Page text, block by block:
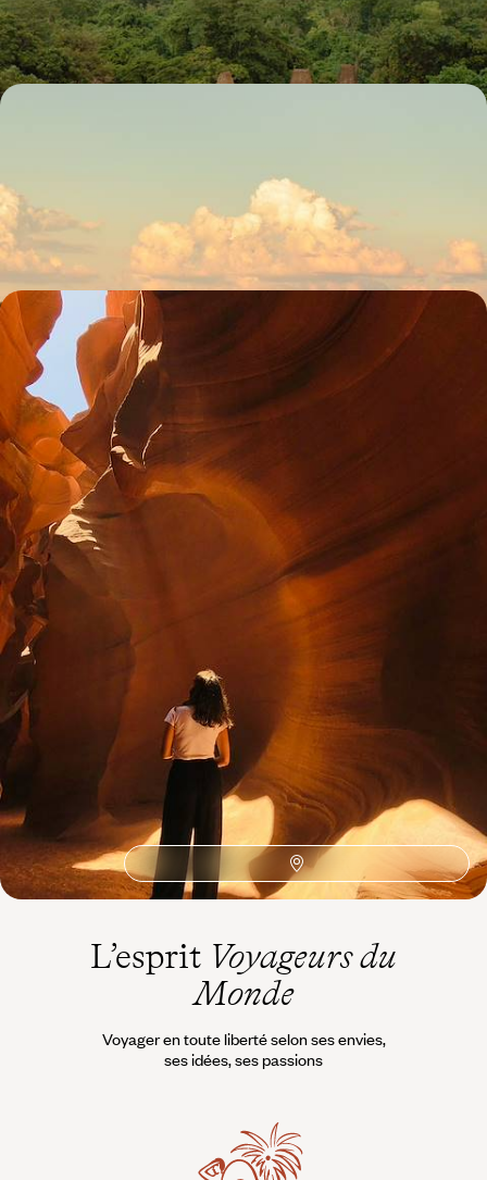
14 jours, de 8300 à 11000 $ CA
En un saut de puce de 3h, combiner l'Australie et Bali, les paysages
grandioses du Top End, la douceur d'une l’île bénie
16 jours, de 9100 à 11300 $ CA
États-Unis, Australie, Bali - Un été mémorable en
famille
Le temps d'un été, offrir l'inoubliable à votre tribu : un mois de tour du
monde à travers trois pays et trois continents
34 jours, de 12500 à 15200 $ CA
Idées associées
Jimbaran Observation Animaux
Marchés
Surf UNESCO
Ile paradisiaque
Péninsule de Bukit
Aborigènes
Mont Agung
Sidemen
Temple Uluwatu
4x4
L’esprit Voyageurs du
Monde
Voyager en toute liberté selon ses envies,
ses idées, ses passions